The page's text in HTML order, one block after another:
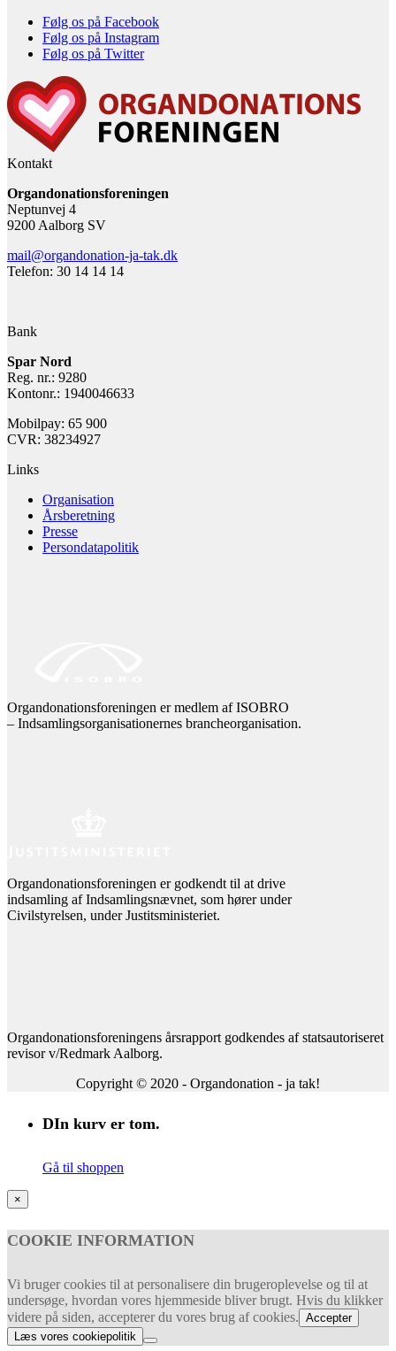
Følg os på Facebook
Følg os på Instagram
Følg os på Twitter
Kontakt
Organdonationsforeningen
Neptunvej 4
9200 Aalborg SV
mail@organdonation-ja-tak.dk
Telefon: 30 14 14 14
Bank
Spar Nord
Reg. nr.: 9280
Kontonr.: 1940046633
Mobilpay: 65 900
CVR: 38234927
Links
Organisation
Årsberetning
Presse
Persondatapolitik
Organdonationsforeningen er medlem af ISOBRO
– Indsamlingsorganisationernes brancheorganisation.
Organdonationsforeningen er godkendt til at drive
indsamling af Indsamlingsnævnet, som hører under
Civilstyrelsen, under Justitsministeriet.
Organdonationsforeningens årsrapport godkendes af statsautoriseret
revisor v/Redmark Aalborg.
Copyright © 2020 - Organdonation - ja tak!
DIn kurv er tom.
Gå til shoppen
×
COOKIE INFORMATION
Vi bruger cookies til at personalisere din brugeroplevelse og til at
undersøge, hvordan vores hjemmeside bliver brugt. Hvis du klikker
videre på siden, accepterer du vores brug af cookies. Accepter
Læs vores cookiepolitik